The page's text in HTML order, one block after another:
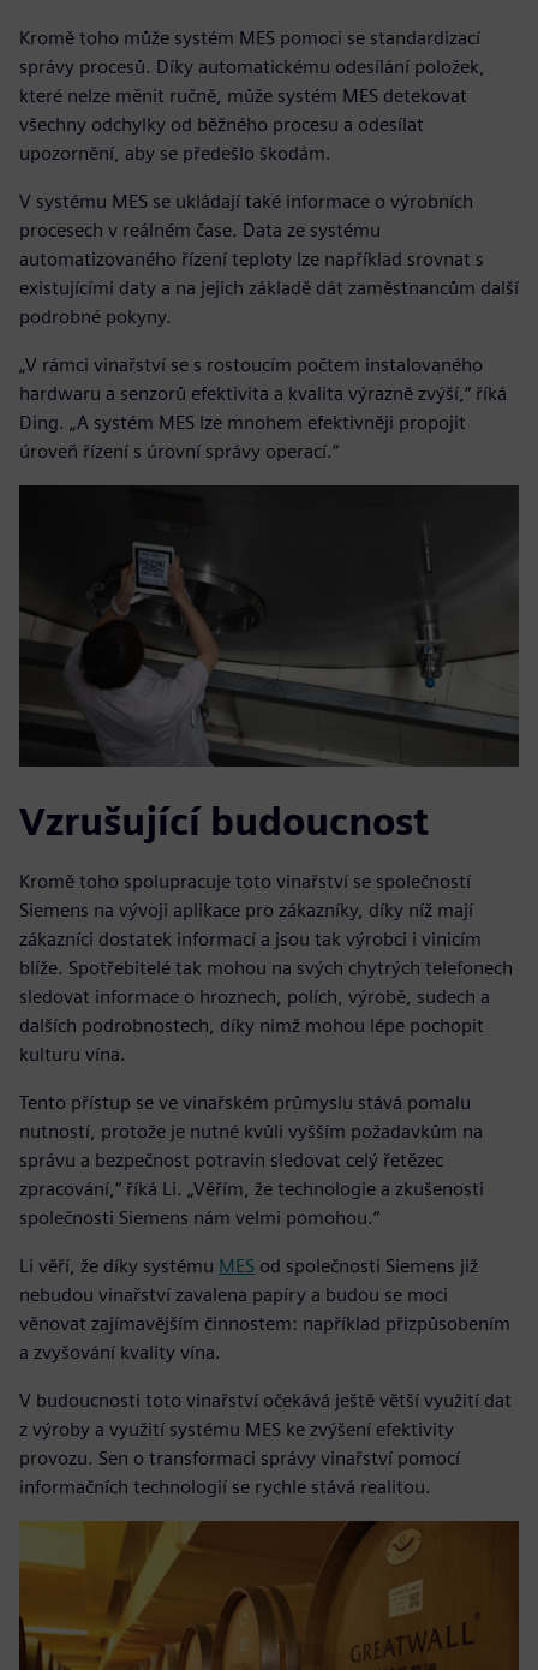
Kromě toho může systém MES pomoci se standardizací
správy procesů. Díky automatickému odesílání položek,
které nelze měnit ručně, může systém MES detekovat
všechny odchylky od běžného procesu a odesílat
upozornění, aby se předešlo škodám.
V systému MES se ukládají také informace o výrobních
procesech v reálném čase. Data ze systému
automatizovaného řízení teploty lze například srovnat s
existujícími daty a na jejich základě dát zaměstnancům další
podrobné pokyny.
„V rámci vinařství se s rostoucím počtem instalovaného
hardwaru a senzorů efektivita a kvalita výrazně zvýší,“ říká
Ding. „A systém MES lze mnohem efektivněji propojit
úroveň řízení s úrovní správy operací.“
Vzrušující budoucnost
Kromě toho spolupracuje toto vinařství se společností
Siemens na vývoji aplikace pro zákazníky, díky níž mají
zákazníci dostatek informací a jsou tak výrobci i vinicím
blíže. Spotřebitelé tak mohou na svých chytrých telefonech
sledovat informace o hroznech, polích, výrobě, sudech a
dalších podrobnostech, díky nimž mohou lépe pochopit
kulturu vína.
Tento přístup se ve vinařském průmyslu stává pomalu
nutností, protože je nutné kvůli vyšším požadavkům na
správu a bezpečnost potravin sledovat celý řetězec
zpracování,“ říká Li. „Věřím, že technologie a zkušenosti
společnosti Siemens nám velmi pomohou.“
Li věří, že díky systému MES od společnosti Siemens již
nebudou vinařství zavalena papíry a budou se moci
věnovat zajímavějším činnostem: například přizpůsobením
a zvyšování kvality vína.
V budoucnosti toto vinařství očekává ještě větší využití dat
z výroby a využití systému MES ke zvýšení efektivity
provozu. Sen o transformaci správy vinařství pomocí
informačních technologií se rychle stává realitou.